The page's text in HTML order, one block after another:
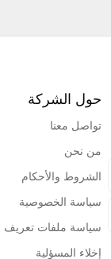
حول الشركة
تواصل معنا
من نحن
الشروط والأحكام
سياسة الخصوصية
سياسة ملفات تعريف
إخلاء المسؤلية